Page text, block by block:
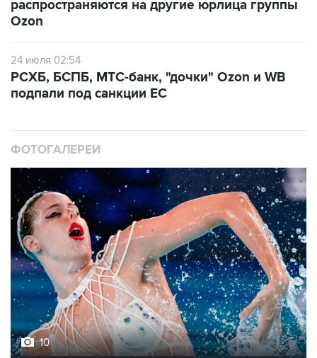
распространяются на другие юрлица группы
Ozon
24 июля 02:54
РСХБ, БСПБ, МТС-банк, "дочки" Ozon и WB
подпали под санкции ЕС
ФОТОГАЛЕРЕИ
10